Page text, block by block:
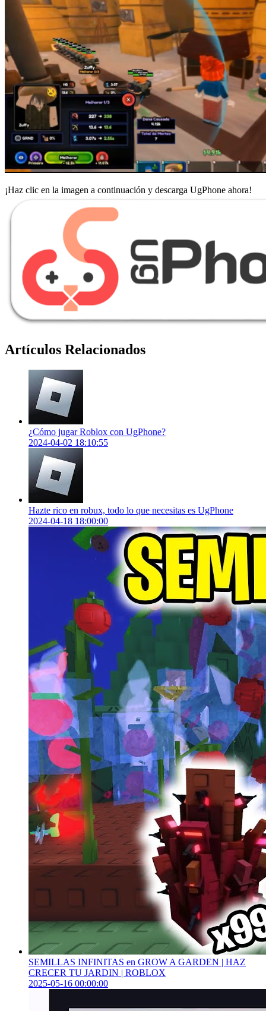
¡Haz clic en la imagen a continuación y descarga UgPhone ahora!
Artículos Relacionados
¿Cómo jugar Roblox con UgPhone?
2024-04-02 18:10:55
Hazte rico en robux, todo lo que necesitas es UgPhone
2024-04-18 18:00:00
SEMILLAS INFINITAS en GROW A GARDEN | HAZ
CRECER TU JARDIN | ROBLOX
2025-05-16 00:00:00